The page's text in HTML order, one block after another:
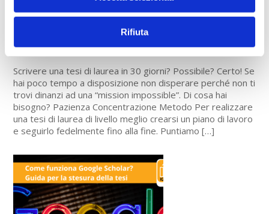
Rifiuta
COME SCRIVERE UNA TESI DI LAUREA
IN 30 GIORNI
Scrivere una tesi di laurea in 30 giorni? Possibile? Certo! Se
hai poco tempo a disposizione non disperare perché non ti
trovi dinanzi ad una “mission impossible”. Di cosa hai
bisogno? Pazienza Concentrazione Metodo Per realizzare
una tesi di laurea di livello meglio crearsi un piano di lavoro
e seguirlo fedelmente fino alla fine. Puntiamo […]